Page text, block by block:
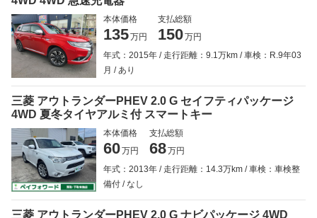
本体価格
135万円
支払総額
150万円
年式：2015年
走行距離：9.1万km
車検：R.9年03
月
あり
三菱 アウトランダーPHEV 2.0 G セイフティパッケージ
4WD 夏冬タイヤアルミ付 スマートキー
本体価格
60万円
支払総額
68万円
年式：2013年
走行距離：14.3万km
車検：車検整
備付
なし
三菱 アウトランダーPHEV 2.0 G ナビパッケージ 4WD